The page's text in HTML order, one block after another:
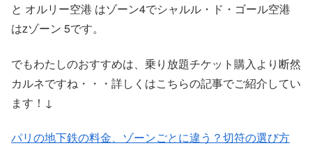
と オルリー空港 はゾーン4でシャルル・ド・ゴール空港
はzゾーン 5です。
でもわたしのおすすめは、乗り放題チケット購入より断然
カルネですね・・・詳しくはこちらの記事でご紹介してい
ます！↓
パリの地下鉄の料金、ゾーンごとに違う？切符の選び方